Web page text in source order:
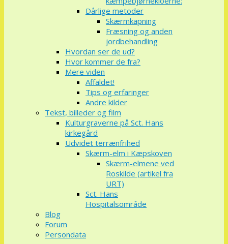
Dårlige metoder
Skærmkapning
Fræsning og anden
jordbehandling
Hvordan ser de ud?
Hvor kommer de fra?
Mere viden
Affaldet!
Tips og erfaringer
Andre kilder
Tekst, billeder og film
Kulturgraverne på Sct. Hans
kirkegård
Udvidet terrænfrihed
Skærm-elm i Kæpskoven
Skærm-elmene ved
Roskilde (artikel fra
URT)
Sct. Hans
Hospitalsområde
Blog
Forum
Persondata